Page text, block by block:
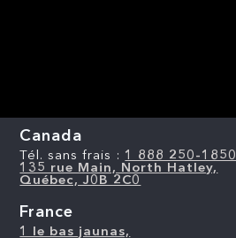
Canada
Tél. sans frais : 1 888 250-1850
135 rue Main, North Hatley,
Québec, J0B 2C0
France
1 le bas jaunas,